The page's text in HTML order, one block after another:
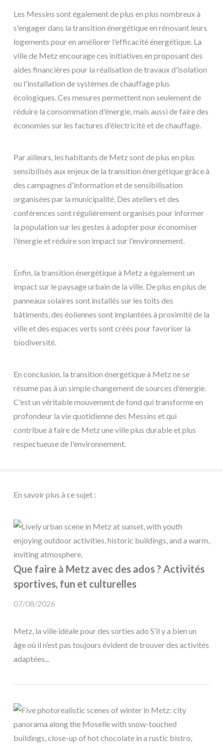
Les Messins sont également de plus en plus nombreux à
s'engager dans la transition énergétique en rénovant leurs
logements pour en améliorer l'efficacité énergétique. La
ville de Metz encourage ces initiatives en proposant des
aides financières pour la réalisation de travaux d'isolation
ou l'installation de systèmes de chauffage plus
écologiques. Ces mesures permettent non seulement de
réduire la consommation d'énergie, mais aussi de faire des
économies sur les factures d'électricité et de chauffage.
Par ailleurs, les habitants de Metz sont de plus en plus
sensibilisés aux enjeux de la transition énergétique grâce à
des campagnes d'information et de sensibilisation
organisées par la municipalité. Des ateliers et des
conférences sont régulièrement organisés pour informer
la population sur les gestes à adopter pour économiser
l'énergie et réduire son impact sur l'environnement.
Enfin, la transition énergétique à Metz a également un
impact sur le paysage urbain de la ville. De plus en plus de
panneaux solaires sont installés sur les toits des
bâtiments, des éoliennes sont implantées à proximité de la
ville et des espaces verts sont créés pour favoriser la
biodiversité.
En conclusion, la transition énergétique à Metz ne se
résume pas à un simple changement de sources d'énergie.
C'est un véritable mouvement de fond qui transforme en
profondeur la vie quotidienne des Messins et qui
contribue à faire de Metz une ville plus durable et plus
respectueuse de l'environnement.
En savoir plus à ce sujet :
Que faire à Metz avec des ados ? Activités
sportives, fun et culturelles
07/08/2026
Metz, la ville idéale pour des sorties ado S’il y a bien un
âge où il n’est pas toujours évident de trouver des activités
adaptées...